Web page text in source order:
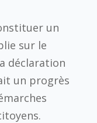
un
sur le
déclaration
un progrès